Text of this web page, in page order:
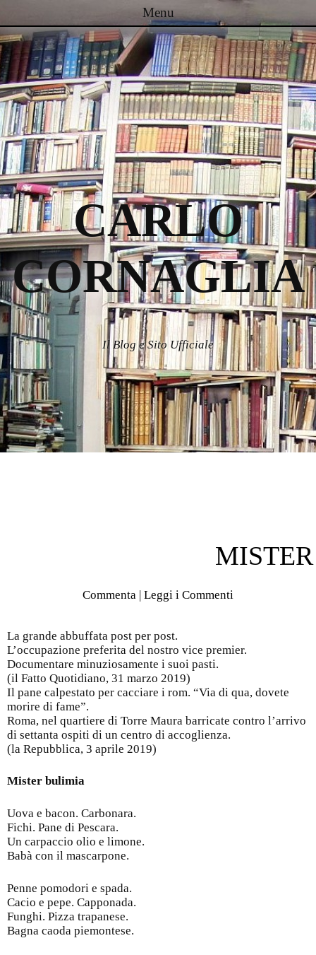
CARLO
CORNAGLIA
Il Blog e Sito Ufficiale
Menu
Passa al contenuto
Commenta | Leggi i Commenti
La grande abbuffata post per post.
L’occupazione preferita del nostro vice premier.
Documentare minuziosamente i suoi pasti.
(il Fatto Quotidiano, 31 marzo 2019)
Il pane calpestato per cacciare i rom. “Via di qua, dovete
morire di fame”.
Roma, nel quartiere di Torre Maura barricate contro l’arrivo
di settanta ospiti di un centro di accoglienza.
(la Repubblica, 3 aprile 2019)
Mister bulimia
Uova e bacon. Carbonara.
Fichi. Pane di Pescara.
Un carpaccio olio e limone.
Babà con il mascarpone.
Penne pomodori e spada.
Cacio e pepe. Capponada.
Funghi. Pizza trapanese.
Bagna caoda piemontese.